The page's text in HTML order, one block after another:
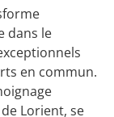
dans le
en commun.
Lorient, se